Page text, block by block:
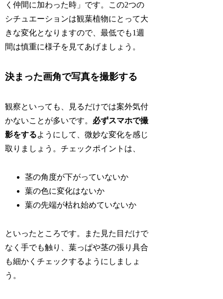
く仲間に加わった時」です。この2つの
シチュエーションは観葉植物にとって大
きな変化となりますので、最低でも1週
間は慎重に様子を見てあげましょう。
決まった画角で写真を撮影する
観察といっても、見るだけでは案外気付
かないことが多いです。 必ずスマホで撮
影をするようにして、微妙な変化を感じ
取りましょう。チェックポイントは、
茎の角度が下がっていないか
葉の色に変化はないか
葉の先端が枯れ始めていないか
といったところです。また見た目だけで
なく手でも触り、葉っぱや茎の張り具合
も細かくチェックするようにしましょ
う。